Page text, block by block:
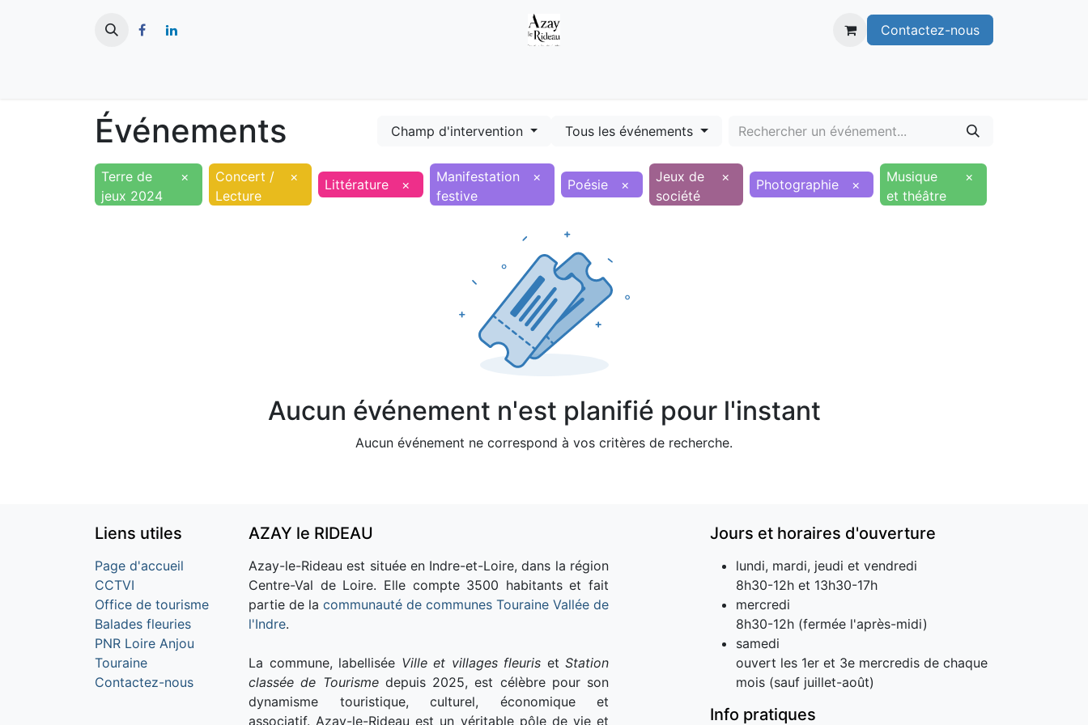
Contactez-nous
Événements Champ d'intervention Tous les événements
Terre de
jeux 2024
×
Concert /
Lecture
× Littérature ×
Manifestation
festive
× Poésie ×
Jeux de
société
× Photographie ×
Musique
et théâtre
×
Aucun événement n'est planifié pour l'instant
Aucun événement ne correspond à vos critères de recherche.
Liens utiles
Page d'accueil
CCTVI
Office de tourisme
Balades fleuries
PNR Loire Anjou
Touraine
Contactez-nous
AZAY le RIDEAU
Azay-le-Rideau est située en Indre-et-Loire, dans la région
Centre-Val de Loire. Elle compte 3500 habitants et fait
partie de la communauté de communes Touraine Vallée de
l'Indre.
La commune, labellisée Ville et villages fleuris et Station
classée de Tourismedepuis 2025, est célèbre pour son
dynamisme touristique, culturel, économique et
associatif. Azay-le-Rideau est un véritable pôle de vie et
Jours et horaires d'ouverture
lundi, mardi, jeudi et vendredi
8h30-12h et 13h30-17h
mercredi
8h30-12h (fermée l'après-midi)
samedi
ouvert les 1er et 3e mercredis de chaque
mois (sauf juillet-août)
Info pratiques